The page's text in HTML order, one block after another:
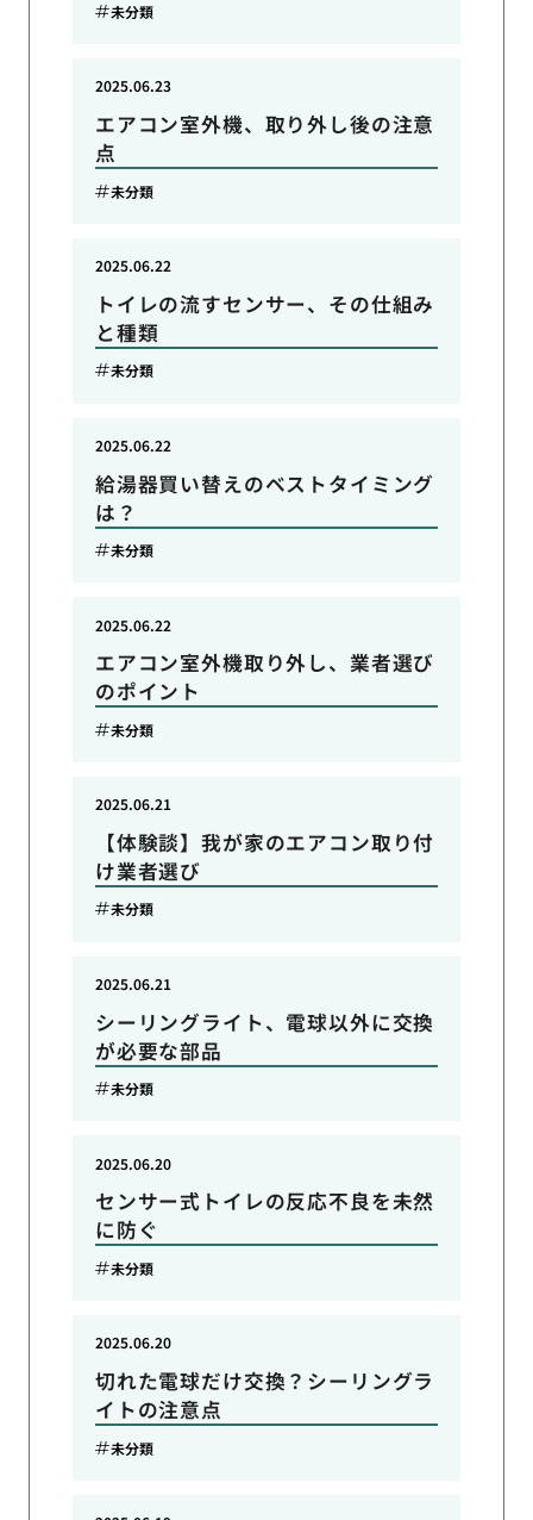
未分類
エアコン室外機、取り外し後の注意
点
2025.06.23
未分類
トイレの流すセンサー、その仕組み
と種類
2025.06.22
未分類
給湯器買い替えのベストタイミング
は？
2025.06.22
未分類
エアコン室外機取り外し、業者選び
のポイント
2025.06.22
未分類
【体験談】我が家のエアコン取り付
け業者選び
2025.06.21
未分類
シーリングライト、電球以外に交換
が必要な部品
2025.06.21
未分類
センサー式トイレの反応不良を未然
に防ぐ
2025.06.20
未分類
切れた電球だけ交換？シーリングラ
イトの注意点
2025.06.20
未分類